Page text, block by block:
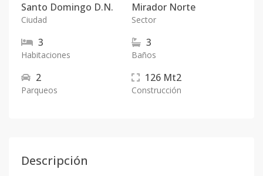
Santo Domingo D.N.
Ciudad
Mirador Norte
Sector
3
Habitaciones
3
Baños
2
Parqueos
126 Mt2
Construcción
Descripción